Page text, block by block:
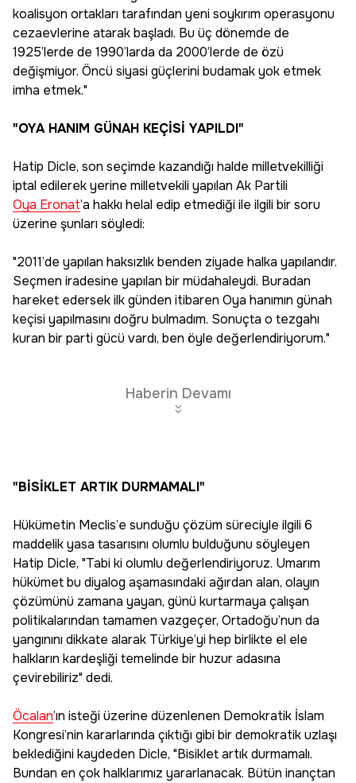
koalisyon ortakları tarafından yeni soykırım operasyonu
cezaevlerine atarak başladı. Bu üç dönemde de
1925’lerde de 1990’larda da 2000’lerde de özü
değişmiyor. Öncü siyasi güçlerini budamak yok etmek
imha etmek."
"OYA HANIM GÜNAH KEÇİSİ YAPILDI"
Hatip Dicle, son seçimde kazandığı halde milletvekilliği
iptal edilerek yerine milletvekili yapılan Ak Partili
Oya Eronat’a hakkı helal edip etmediği ile ilgili bir soru
üzerine şunları söyledi:
"2011’de yapılan haksızlık benden ziyade halka yapılandır.
Seçmen iradesine yapılan bir müdahaleydi. Buradan
hareket edersek ilk günden itibaren Oya hanımın günah
keçisi yapılmasını doğru bulmadım. Sonuçta o tezgahı
kuran bir parti gücü vardı, ben öyle değerlendiriyorum."
Haberin Devamı
"BİSİKLET ARTIK DURMAMALI"
Hükümetin Meclis’e sunduğu çözüm süreciyle ilgili 6
maddelik yasa tasarısını olumlu bulduğunu söyleyen
Hatip Dicle, "Tabi ki olumlu değerlendiriyoruz. Umarım
hükümet bu diyalog aşamasındaki ağırdan alan, olayın
çözümünü zamana yayan, günü kurtarmaya çalışan
politikalarından tamamen vazgeçer, Ortadoğu’nun da
yangınını dikkate alarak Türkiye’yi hep birlikte el ele
halkların kardeşliği temelinde bir huzur adasına
çevirebiliriz" dedi.
Öcalan’ın isteği üzerine düzenlenen Demokratik İslam
Kongresi’nin kararlarında çıktığı gibi bir demokratik uzlaşı
beklediğini kaydeden Dicle, "Bisiklet artık durmamalı.
Bundan en çok halklarımız yararlanacak. Bütün inançtan